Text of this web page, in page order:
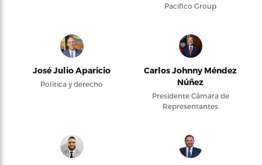
Pacifico Group
José Julio Aparicio
Política y derecho
Carlos Johnny Méndez
Núñez
Presidente Cámara de
Representantes